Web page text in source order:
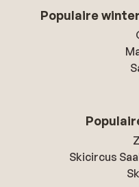
Populaire
Skicircus